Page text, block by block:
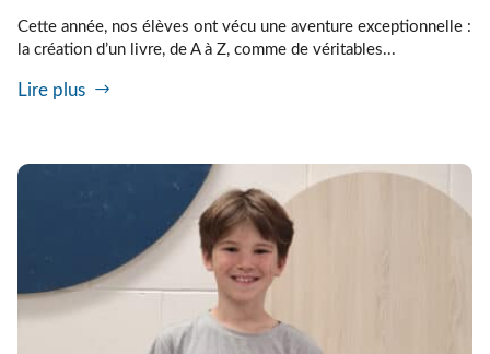
Cette année, nos élèves ont vécu une aventure exceptionnelle :
la création d’un livre, de A à Z, comme de véritables...
Lire plus